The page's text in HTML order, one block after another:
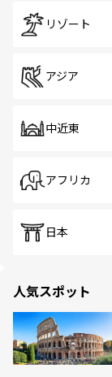
リゾート
アジア
中近東
アフリカ
日本
人気スポット